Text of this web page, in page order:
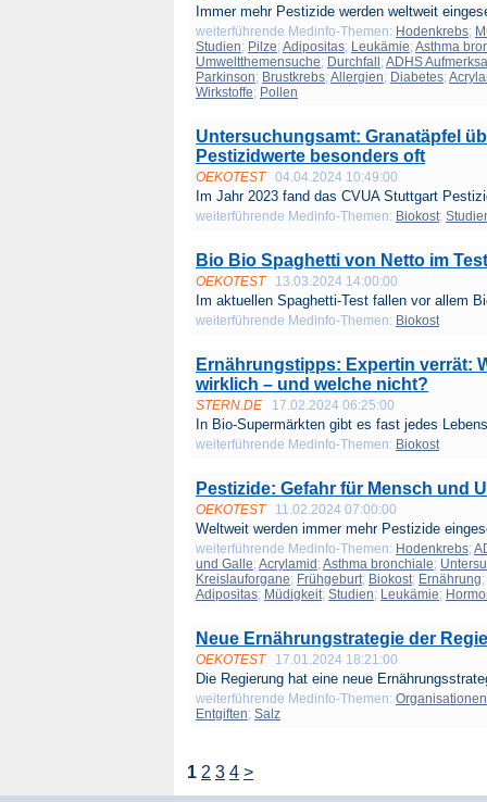
Immer mehr Pestizide werden weltweit
weiterführende Medinfo-Themen: Hodenkrebs;
Studien; Pilze; Adipositas; Leukämie; Asthma
Umweltthemensuche; Durchfall ; ADHS
Parkinson; Brustkrebs; Allergien; Diabetes;
Wirkstoffe; Pollen
Untersuchungsamt: Granatäpfel
Pestizidwerte besonders oft
OEKOTEST 04.04.2024 10:49:00
Im Jahr 2023 fand das CVUA Stuttgart
weiterführende Medinfo-Themen: Biokost;
Bio Bio Spaghetti von Netto im
OEKOTEST 13.03.2024 14:00:00
Im aktuellen Spaghetti-Test fallen vor allem
weiterführende Medinfo-Themen: Biokost
Ernährungstipps: Expertin verrät:
wirklich – und welche nicht?
STERN.DE 17.02.2024 06:25:00
In Bio-Supermärkten gibt es fast jedes
weiterführende Medinfo-Themen: Biokost
Pestizide: Gefahr für Mensch und
OEKOTEST 11.02.2024 07:00:00
Weltweit werden immer mehr Pestizide
weiterführende Medinfo-Themen: Hodenkrebs;
und Galle; Acrylamid ; Asthma bronchiale;
Kreislauforgane; Frühgeburt; Biokost; Ernährung;
Adipositas; Müdigkeit; Studien; Leukämie;
Neue Ernährungstrategie der
OEKOTEST 17.01.2024 18:21:00
Die Regierung hat eine neue
weiterführende Medinfo-Themen:
Entgiften; Salz
1 2 3 4 >